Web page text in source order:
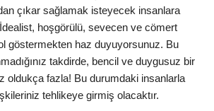
çıkar sağlamak isteyecek insanlara
İdealist, hoşgörülü, sevecen ve cömert
göstermekten haz duyuyorsunuz. Bu
takdirde, bencil ve duygusuz bir
oldukça fazla! Bu durumdaki insanlarla
tehlikeye girmiş olacaktır.